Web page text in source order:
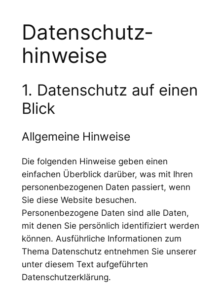
Datenschutz­
hinweise
1. Datenschutz auf einen
Blick
Allgemeine Hinweise
Die folgenden Hinweise geben einen
einfachen Überblick darüber, was mit Ihren
personenbezogenen Daten passiert, wenn
Sie diese Website besuchen.
Personenbezogene Daten sind alle Daten,
mit denen Sie persönlich identifiziert werden
können. Ausführliche Informationen zum
Thema Datenschutz entnehmen Sie unserer
unter diesem Text aufgeführten
Datenschutzerklärung.